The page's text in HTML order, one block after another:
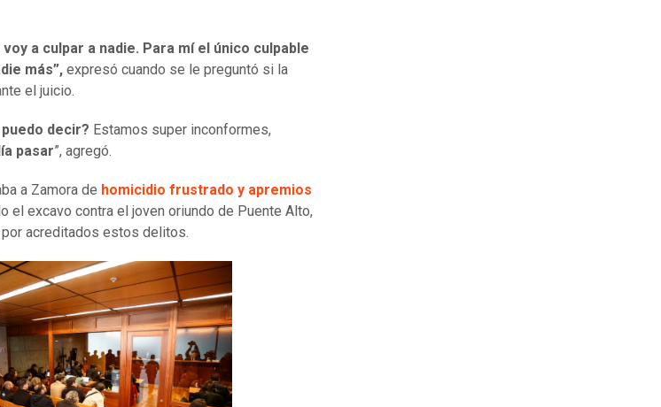
a culpar a nadie. Para mí el único culpable
más”, expresó cuando se le preguntó si la
el juicio.
decir? Estamos super inconformes,
pasar”, agregó.
a Zamora de homicidio frustrado y apremios
el excavo contra el joven oriundo de Puente Alto,
acreditados estos delitos.